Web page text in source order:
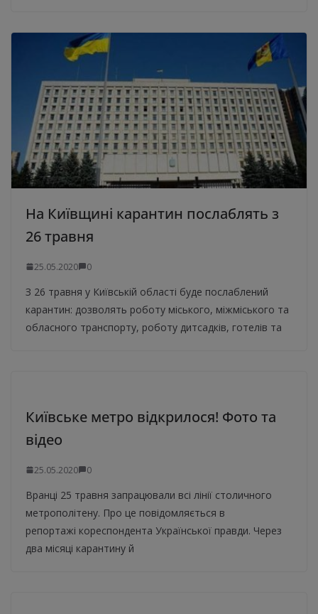
На Київщині карантин послаблять з
26 травня
25.05.2020 0
З 26 травня у Київській області буде послаблений
карантин: дозволять роботу міського, міжміського та
обласного транспорту, роботу дитсадків, готелів та
Київське метро відкрилося! Фото та
відео
25.05.2020 0
Вранці 25 травня запрацювали всі лінії столичного
метрополітену. Про це повідомляється в
репортажі кореспондента Української правди. Через
два місяці карантину й